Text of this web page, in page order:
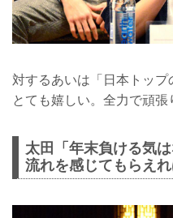
対するあいは「日本トッ
とても嬉しい。全力で頑張
太田「年末負ける気
流れを感じてもらえれ